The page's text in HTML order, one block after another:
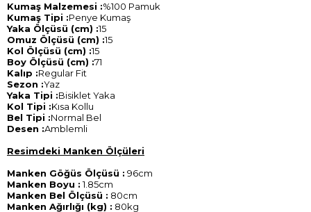
Kumaş Malzemesi :%100 Pamuk
Kumaş Tipi :Penye Kumaş
Yaka Ölçüsü (cm) :15
Omuz Ölçüsü (cm) :15
Kol Ölçüsü (cm) :15
Boy Ölçüsü (cm) :71
Kalıp :Regular Fit
Sezon :Yaz
Yaka Tipi :Bisiklet Yaka
Kol Tipi :Kısa Kollu
Bel Tipi :Normal Bel
Desen :Amblemli
Resimdeki Manken Ölçüleri
Manken Göğüs Ölçüsü : 96cm
Manken Boyu :1.85cm
Manken Bel Ölçüsü : 80cm
Manken Ağırlığı (kg) : 80kg